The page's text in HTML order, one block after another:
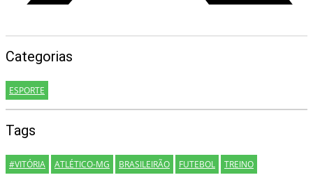
Categorias
ESPORTE
Tags
#VITÓRIA ATLÉTICO-MG BRASILEIRÃO FUTEBOL TREINO